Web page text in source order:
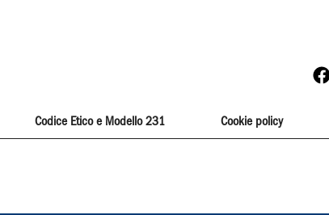
Codice Etico e Modello 231 Cookie policy